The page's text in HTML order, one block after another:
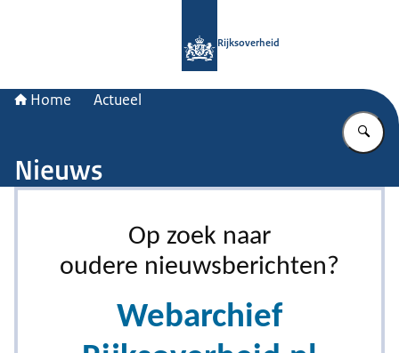
Rijksoverheid
Home Actueel
Nieuws